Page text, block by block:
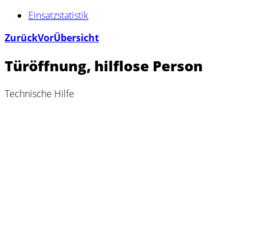
Einsatzstatistik
ZurückVorÜbersicht
Türöffnung, hilflose Person
Technische Hilfe